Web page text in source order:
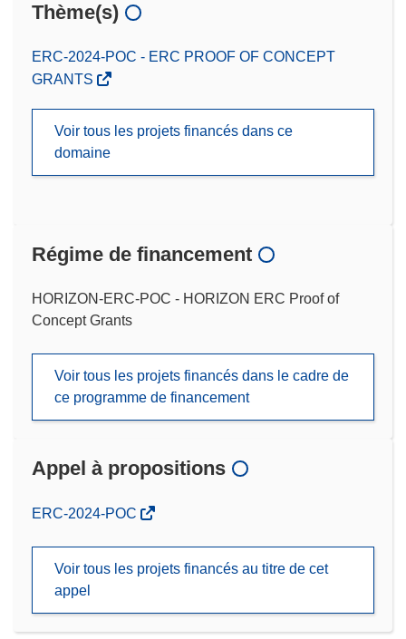
Thème(s)
ERC-2024-POC - ERC PROOF OF CONCEPT
GRANTS
Voir tous les projets financés dans ce
domaine
Régime de financement
HORIZON-ERC-POC - HORIZON ERC Proof of
Concept Grants
Voir tous les projets financés dans le cadre de
ce programme de financement
Appel à propositions
(s’ouvre
nouvelle
fenêtre)
ERC-2024-POC
Voir tous les projets financés au titre de cet
appel